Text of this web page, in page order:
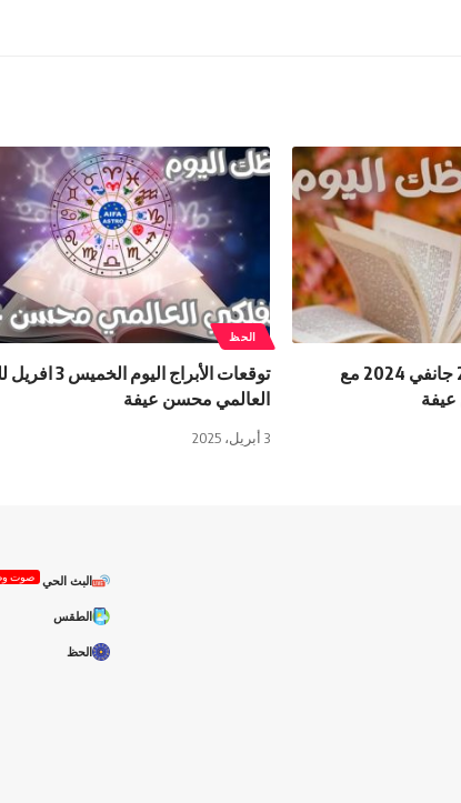
توقعات الأبراج اليوم 22 جانفي 2024 مع
الحظ
توقعات الأبراج اليوم
العالمي محسن عيفة
3 أبريل، 2025
البث الحي صوت
الطقس
الحظ